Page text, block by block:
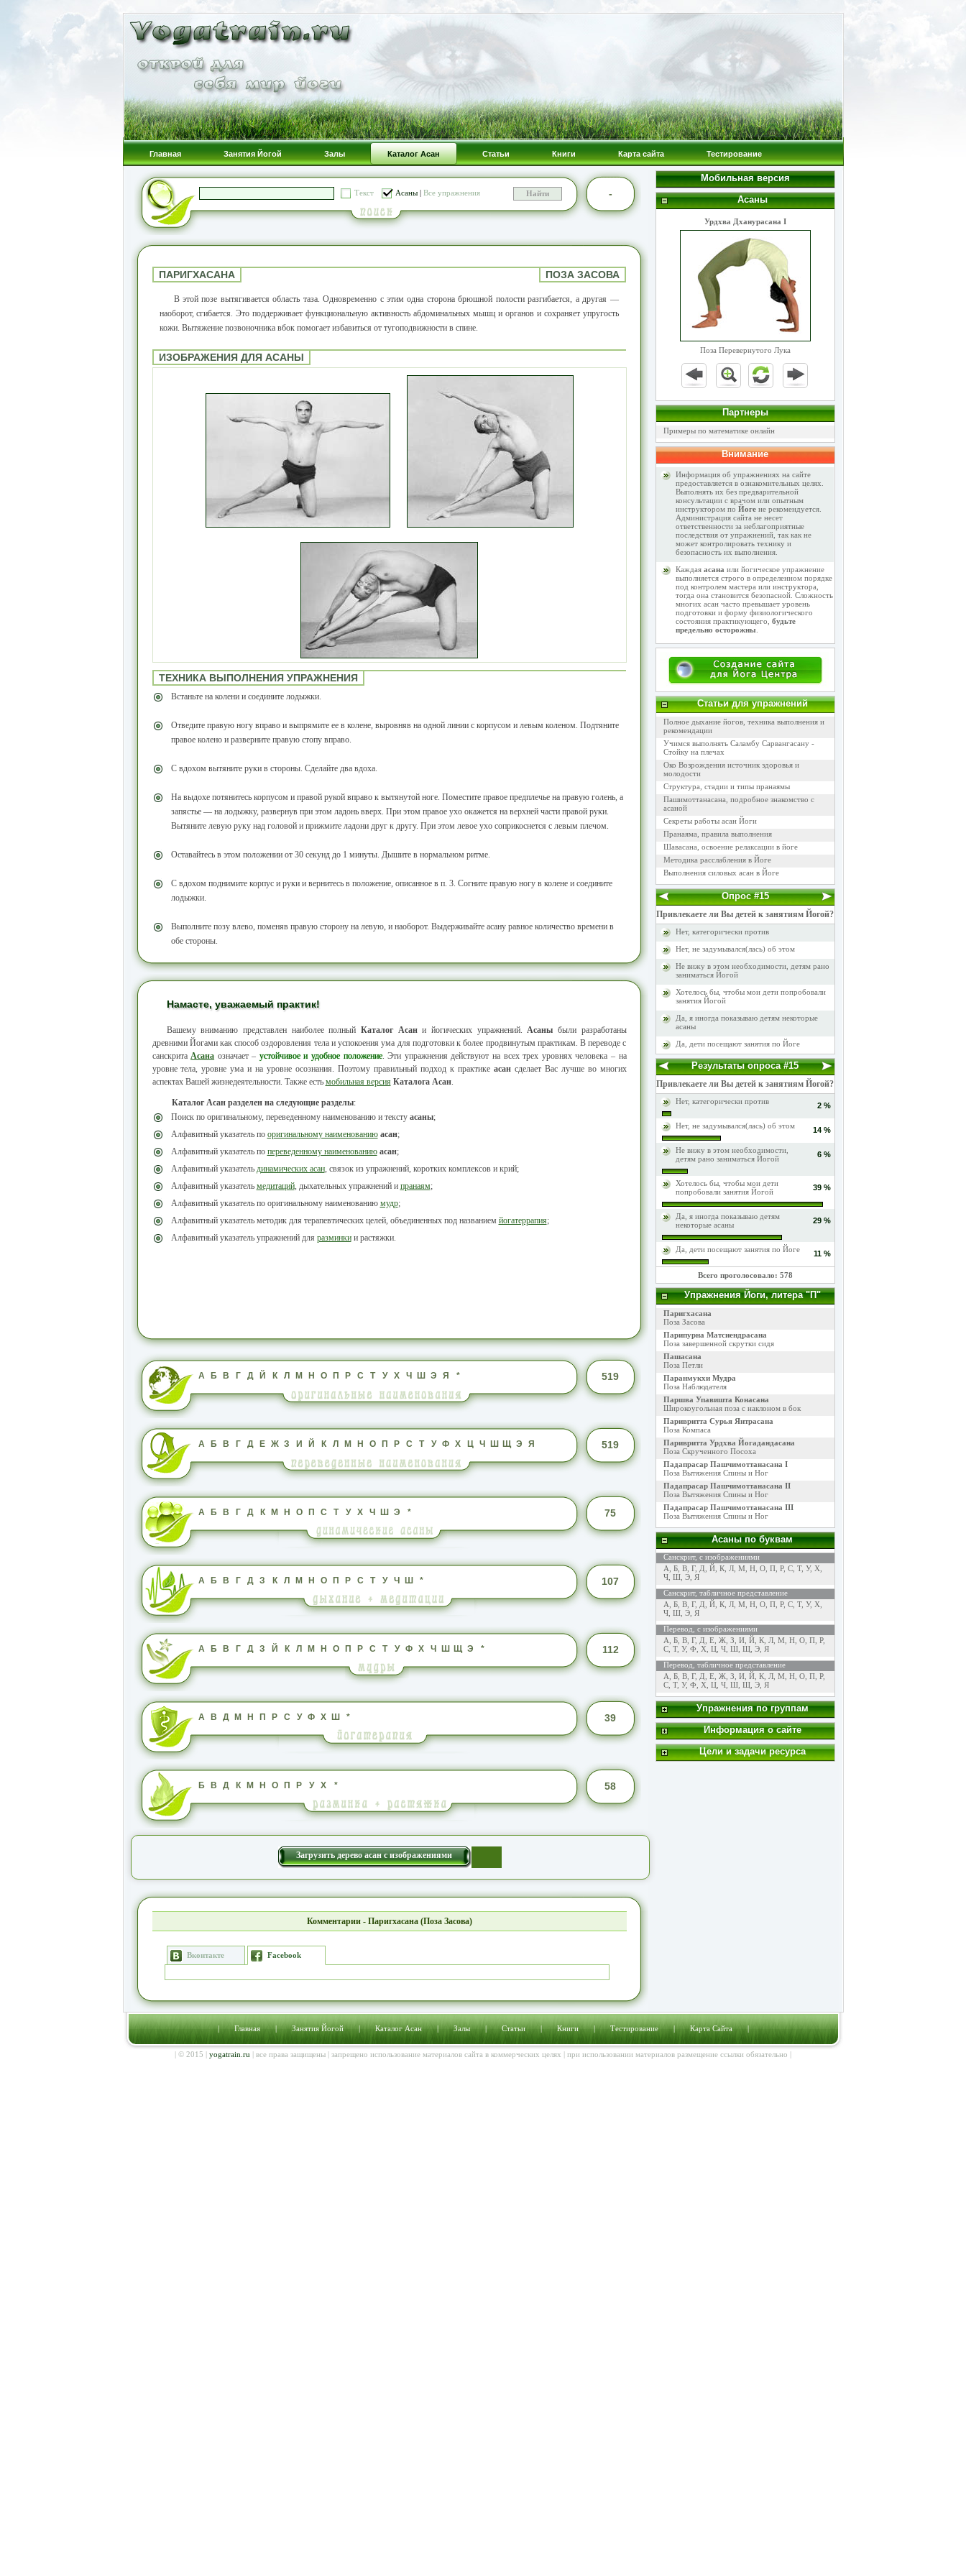
Главная Занятия Йогой Залы Каталог Асан Статьи Книги Карта сайта Тестирование
Текст Асаны| Все упражнения -
ПАРИГХАСАНА ПОЗА ЗАСОВА
В этой позе вытягивается область таза. Одновременно с этим одна сторона брюшной полости разгибается, а другая —
наоборот, сгибается. Это поддерживает функциональную активность абдоминальных мышц и органов и сохраняет упругость
кожи. Вытяжение позвоночника вбок помогает избавиться от тугоподвижности в спине.
ИЗОБРАЖЕНИЯ ДЛЯ АСАНЫ
ТЕХНИКА ВЫПОЛНЕНИЯ УПРАЖНЕНИЯ
Встаньте на колени и соедините лодыжки.
Отведите правую ногу вправо и выпрямите ее в колене, выровняв на одной линии с корпусом и левым коленом. Подтяните
правое колено и разверните правую стопу вправо.
С вдохом вытяните руки в стороны. Сделайте два вдоха.
На выдохе потянитесь корпусом и правой рукой вправо к вытянутой ноге. Поместите правое предплечье на правую голень, а
запястье — на лодыжку, развернув при этом ладонь вверх. При этом правое ухо окажется на верхней части правой руки.
Вытяните левую руку над головой и прижмите ладони друг к другу. При этом левое ухо соприкоснется с левым плечом.
Оставайтесь в этом положении от 30 секунд до 1 минуты. Дышите в нормальном ритме.
С вдохом поднимите корпус и руки и вернитесь в положение, описанное в п. 3. Согните правую ногу в колене и соедините
лодыжки.
Выполните позу влево, поменяв правую сторону на левую, и наоборот. Выдерживайте асану равное количество времени в
обе стороны.
Намасте, уважаемый практик!
Вашему вниманию представлен наиболее полный Каталог Асани йогических упражнений. Асаны были разработаны
древними Йогами как способ оздоровления тела и успокоения ума для подготовки к более продвинутым практикам. В переводе с
санскрита Асана означает – устойчивое и удобное положение. Эти упражнения действуют на всех трех уровнях человека – на
уровне тела, уровне ума и на уровне осознания. Поэтому правильный подход к практике асансделает Вас лучше во многих
аспектах Вашей жизнедеятельности. Также есть мобильная версия Каталога Асан.
Каталог Асан разделен на следующие разделы:
Поиск по оригинальному, переведенному наименованию и тексту асаны;
Алфавитный указатель по оригинальному наименованию асан;
Алфавитный указатель по переведенному наименованию асан;
Алфавитный указатель динамических асан, связок из упражнений, коротких комплексов и крий;
Алфавитный указатель медитаций, дыхательных упражнений и пранаям;
Алфавитный указатель по оригинальному наименованию мудр;
Алфавитный указатель методик для терапевтических целей, объединенных под названием йогатеррапия;
Алфавитный указатель упражнений для разминкии растяжки.
А Б В Г Д Й К Л М Н О П Р С Т У Х Ч Ш Э Я * 519
А Б В Г Д Е Ж З И Й К Л М Н О П Р С Т У Ф Х Ц Ч Ш Щ Э Я 519
А Б В Г Д К М Н О П С Т У Х Ч Ш Э * 75
А Б В Г Д З К Л М Н О П Р С Т У Ч Ш * 107
А Б В Г Д З Й К Л М Н О П Р С Т У Ф Х Ч Ш Щ Э * 112
А В Д М Н П Р С У Ф Х Ш * 39
Б В Д К М Н О П Р У Х * 58
Загрузить дерево асан с изображениями
Комментарии - Паригхасана (Поза Засова)
Вконтакте Facebook
Мобильная версия
Асаны
Урдхва Дханурасана I
Поза Перевернутого Лука
Партнеры
Примеры по математике онлайн
Внимание
Информация об упражнениях на сайте
предоставляется в ознакомительных целях.
Выполнять их без предварительной
консультации с врачом или опытным
инструктором по Йогене рекомендуется.
Администрация сайта не несет
ответственности за неблагоприятные
последствия от упражнений, так как не
может контролировать технику и
безопасность их выполнения.
Каждая асана или йогическое упражнение
выполняется строго в определенном порядке
под контролем мастера или инструктора,
тогда она становится безопасной. Сложность
многих асан часто превышает уровень
подготовки и форму физиологического
состояния практикующего, будьте
предельно осторожны
Статьи для упражнений
Полное дыхание йогов, техника выполнения и
рекомендации
Учимся выполнять Саламбу Сарвангасану -
Стойку на плечах
Око Возрождения источник здоровья и
молодости
Структура, стадии и типы пранаямы
Пашимоттанасана, подробное знакомство с
асаной
Секреты работы асан Йоги
Пранаяма, правила выполнения
Шавасана, освоение релаксации в йоге
Методика расслабления в Йоге
Выполнения силовых асан в Йоге
Опрос #15
Привлекаете ли Вы детей к занятиям Йогой?
Нет, категорически против
Нет, не задумывался(лась) об этом
Не вижу в этом необходимости, детям рано
заниматься Йогой
Хотелось бы, чтобы мои дети попробовали
занятия Йогой
Да, я иногда показываю детям некоторые
асаны
Да, дети посещают занятия по Йоге
Результаты опроса #15
Привлекаете ли Вы детей к занятиям Йогой?
Нет, категорически против 2 %
Нет, не задумывался(лась) об этом 14 %
Не вижу в этом необходимости,
детям рано заниматься Йогой
6 %
Хотелось бы, чтобы мои дети
попробовали занятия Йогой
39 %
Да, я иногда показываю детям
некоторые асаны
29 %
Да, дети посещают занятия по Йоге 11 %
Всего проголосовало: 578
Упражнения Йоги, литера "П"
Паригхасана
Поза Засова
Парипурна Матсиендрасана
Поза завершенной скрутки сидя
Пашасана
Поза Петли
Паранмукхи Мудра
Поза Наблюдателя
Паршва Упавишта Конасана
Широкоугольная поза с наклоном в бок
Паривритта Сурья Янтрасана
Поза Компаса
Паривритта Урдхва Йогадандасана
Поза Скрученного Посоха
Падапрасар Пашчимоттанасана I
Поза Вытяжения Спины и Ног
Падапрасар Пашчимоттанасана II
Поза Вытяжения Спины и Ног
Падапрасар Пашчимоттанасана III
Поза Вытяжения Спины и Ног
Асаны по буквам
Санскрит, с изображениями
А Б, В, Г, Д Й, К, Л, М Н, О, П, Р, С, Т, У, Х
Ч, Ш, Э, Я
Санскрит, табличное представление
А Б, В, Г, Д Й, К, Л, М Н, О, П, Р, С, Т, У, Х
Ч, Ш, Э, Я
Перевод, с изображениями
А Б, В, Г, Д Е Ж, З И, Й, К, Л, М Н, О, П, Р,
С, Т, У, Ф Х Ц, Ч, Ш, Щ, Э, Я
Перевод, табличное представление
А Б, В, Г, Д Е Ж, З И, Й, К, Л, М Н, О, П, Р,
С, Т, У, Ф Х Ц, Ч, Ш, Щ, Э, Я
Упражнения по группам
Информация о сайте
Цели и задачи ресурса
|Главная|Занятия Йогой|Каталог Асан|Залы|Статьи|Книги|Тестирование|Карта Сайта|
| © 2015 | yogatrain.ru | все права защищены | запрещено использование материалов сайта в коммерческих целях | при использовании материалов размещение ссылки обязательно |